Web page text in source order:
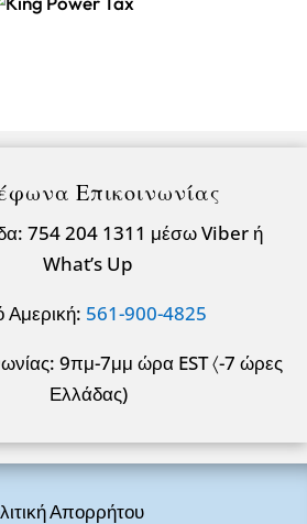
Επικοινωνίας
754 204 1311 μέσω Viber ή
What’s Up
561-900-4825
9πμ-7μμ ώρα EST 〈-7 ώρες
Ελλάδας)
Απορρήτου